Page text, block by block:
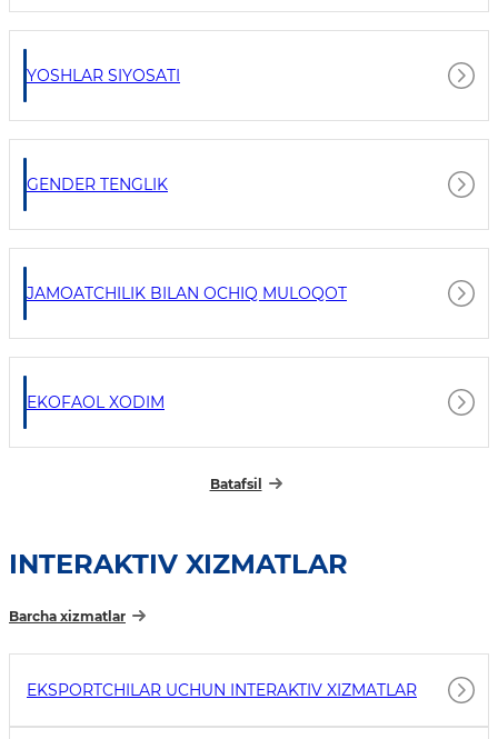
YOSHLAR SIYOSATI
GENDER TENGLIK
JAMOATCHILIK BILAN OCHIQ MULOQOT
EKOFAOL XODIM
Batafsil
INTERAKTIV XIZMATLAR
Barcha xizmatlar
EKSPORTCHILAR UCHUN INTERAKTIV XIZMATLAR